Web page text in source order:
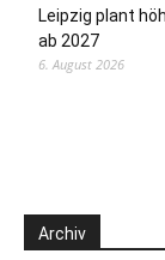
Leipzig plant
ab 2027
6. August 2026
Archiv